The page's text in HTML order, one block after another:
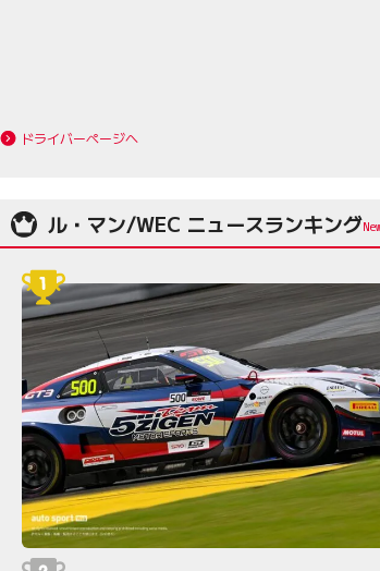
ドライバーページへ
ル・マン/WEC ニュースランキング